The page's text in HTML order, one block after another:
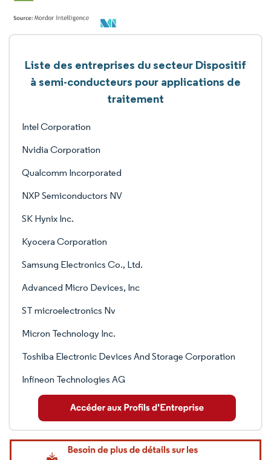
Liste des entreprises du secteur Dispositif
à semi-conducteurs pour applications de
traitement
Intel Corporation
Nvidia Corporation
Qualcomm Incorporated
NXP Semiconductors NV
SK Hynix Inc.
Kyocera Corporation
Samsung Electronics Co., Ltd.
Advanced Micro Devices, Inc
ST microelectronics Nv
Micron Technology Inc.
Toshiba Electronic Devices And Storage Corporation
Infineon Technologies AG